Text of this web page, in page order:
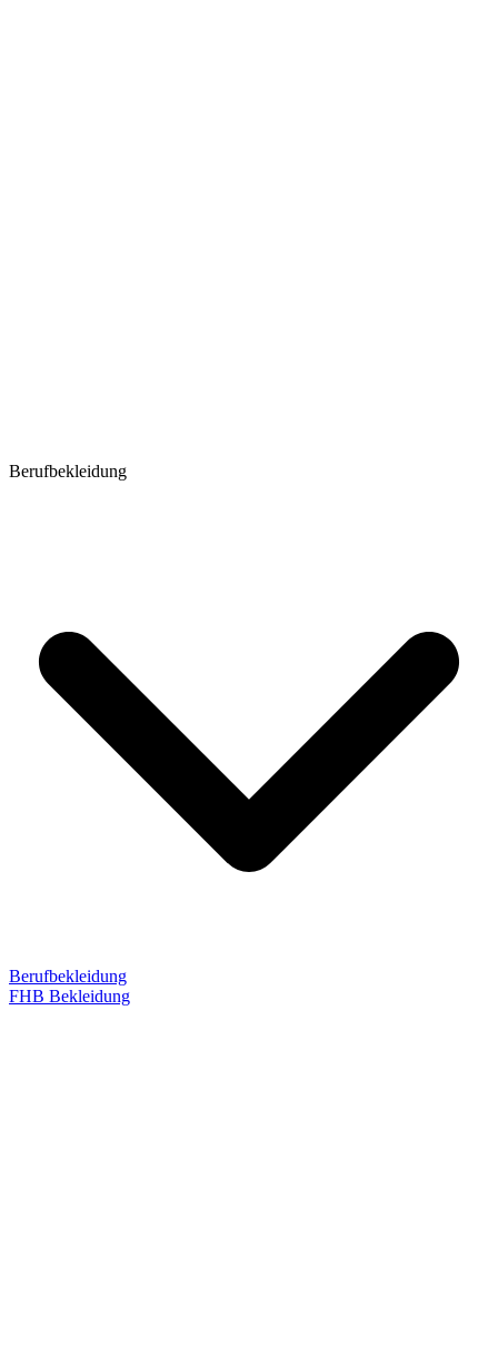
Berufbekleidung
Berufbekleidung
FHB Bekleidung